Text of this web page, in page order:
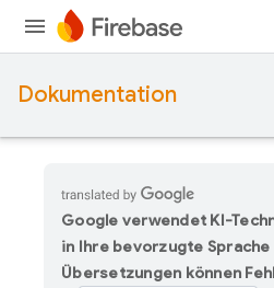
Dokumentation
Google verwendet KI-
in Ihre bevorzugte
Übersetzungen können